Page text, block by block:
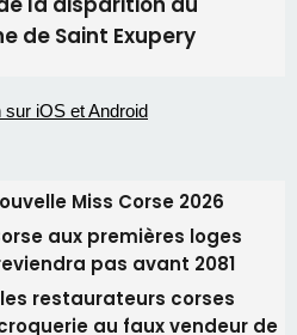
restaurateurs corses
au faux vendeur de
marqué par une
la voie de la médecine